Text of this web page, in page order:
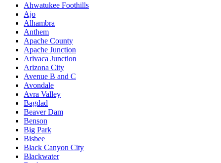
Ahwatukee Foothills
Ajo
Alhambra
Anthem
Apache County
Apache Junction
Arivaca Junction
Arizona City
Avenue B and C
Avondale
Avra Valley
Bagdad
Beaver Dam
Benson
Big Park
Bisbee
Black Canyon City
Blackwater